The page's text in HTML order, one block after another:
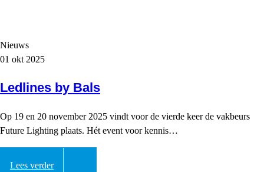
Nieuws
01 okt 2025
Ledlines by Bals
Op 19 en 20 november 2025 vindt voor de vierde keer de vakbeurs
Future Lighting plaats. Hét event voor kennis…
Lees verder